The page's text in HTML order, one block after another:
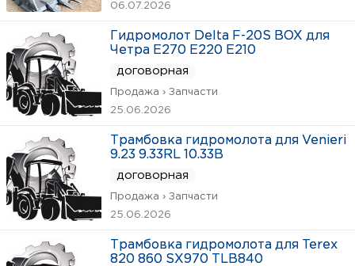
06.07.2026
Гидромолот Delta F-20S BOX для
Четра Е270 Е220 Е210
договорная
Продажа › Запчасти
25.06.2026
Трамбовка гидромолота для Venieri
9.23 9.33RL 10.33B
договорная
Продажа › Запчасти
25.06.2026
Трамбовка гидромолота для Terex
820 860 SX970 TLB840